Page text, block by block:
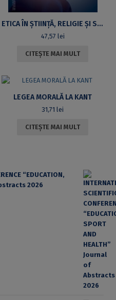
ETICA ÎN ŞTIINŢĂ, RELIGIE ŞI SOCIETATE
47,57 lei
CITEȘTE MAI MULT
LEGEA MORALĂ LA KANT
31,71lei
CITEȘTE MAI MULT
“EDUCATION,
2026